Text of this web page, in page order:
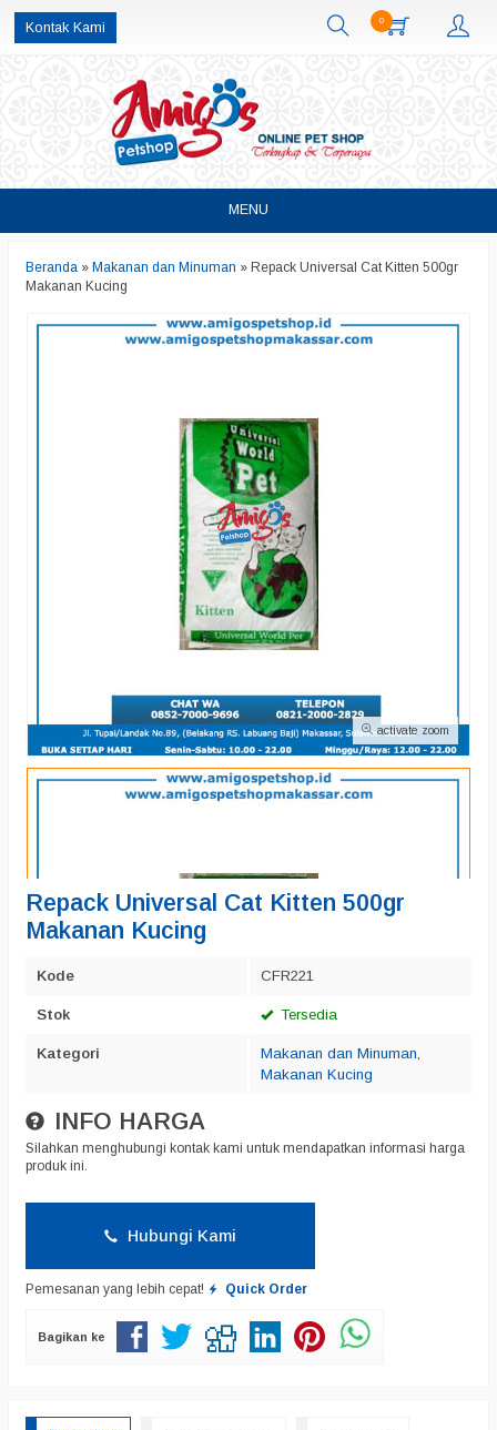
Kontak Kami 0
MENU
Beranda » Makanan dan Minuman » Repack Universal Cat Kitten 500gr
Makanan Kucing
activate zoom
Repack Universal Cat Kitten 500gr
Makanan Kucing
Kode CFR221
Stok Tersedia
Kategori Makanan dan Minuman,
Makanan Kucing
INFO HARGA
Silahkan menghubungi kontak kami untuk mendapatkan informasi harga
produk ini.
Hubungi Kami
Pemesanan yang lebih cepat! Quick Order
Bagikan ke